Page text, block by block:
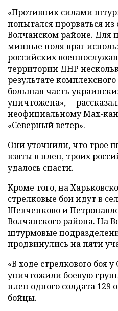
«Противник силами
попытался прорваться из
Волчанском районе. Для
минные поля враг
российских
территории ДНР
результате
большая часть
уничтожена», –
неофициальному Max-
«Северный ветер».
Они уточнили, что трое
взяты в плен, троих
удалось спасти.
Кроме того, на
стрелковые бои идут в
Шевченково и
Волчанского района. На
штурмовые
продвинулись на пяти
«В ходе стрелкового боя
уничтожили боевую
плен одного солдата 129
бойцы.